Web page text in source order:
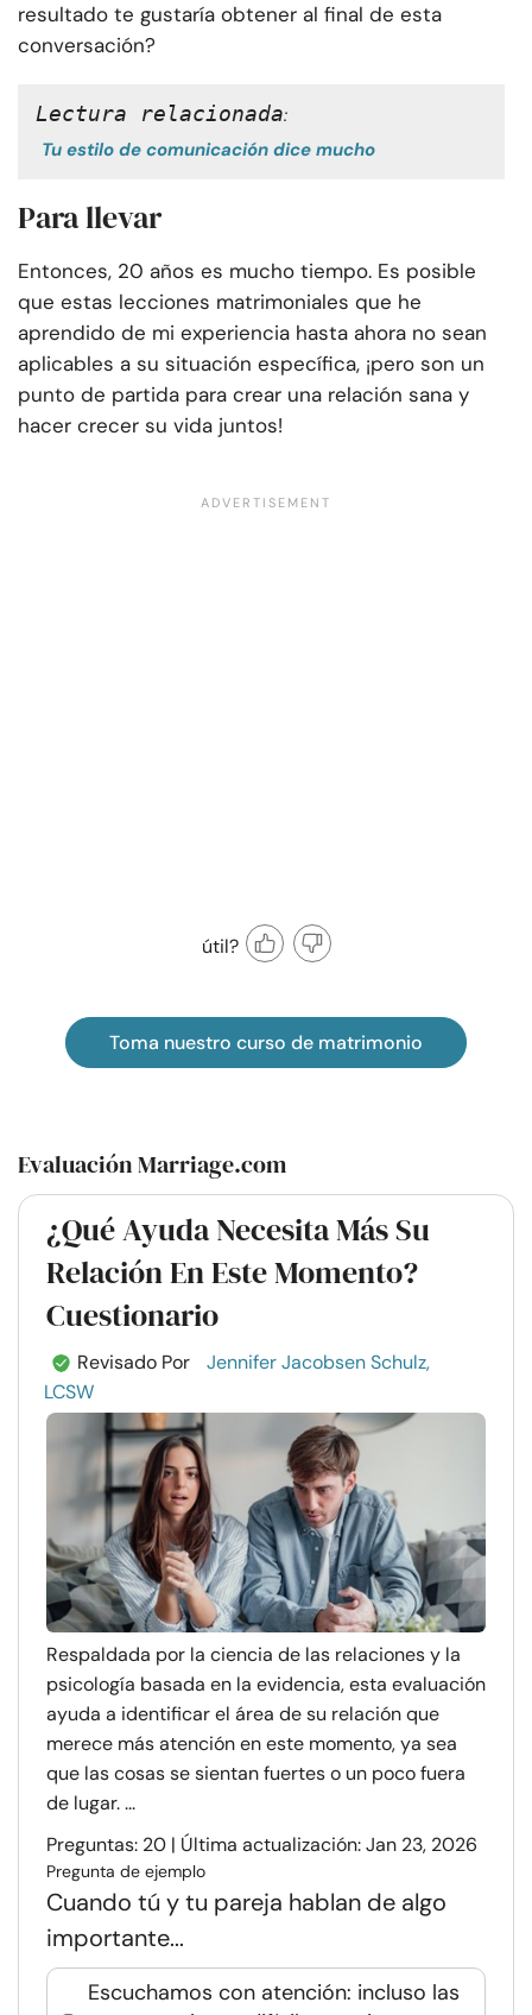
resultado te gustaría obtener al final de esta
conversación?
Lectura relacionada:
Tu estilo de comunicación dice mucho
Para llevar
Entonces, 20 años es mucho tiempo. Es posible
que estas lecciones matrimoniales que he
aprendido de mi experiencia hasta ahora no sean
aplicables a su situación específica, ¡pero son un
punto de partida para crear una relación sana y
hacer crecer su vida juntos!
útil?
Toma nuestro curso de matrimonio
Evaluación Marriage.com
¿Qué Ayuda Necesita Más Su
Relación En Este Momento?
Cuestionario
Revisado Por
Jennifer Jacobsen Schulz,
LCSW
Respaldada por la ciencia de las relaciones y la
psicología basada en la evidencia, esta evaluación
ayuda a identificar el área de su relación que
merece más atención en este momento, ya sea
que las cosas se sientan fuertes o un poco fuera
de lugar. ...
Preguntas: 20 | Última actualización: Jan 23, 2026
Pregunta de ejemplo
Cuando tú y tu pareja hablan de algo
importante...
Escuchamos con atención: incluso las